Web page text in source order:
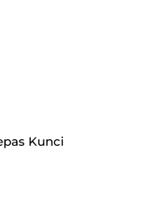
Kunci